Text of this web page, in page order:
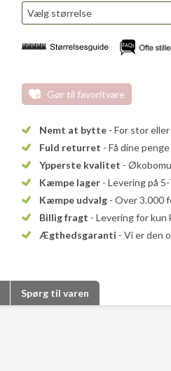
Gør til favoritvare
Nemt at bytte - For stor
Fuld returret - Få dine
Ypperste kvalitet -
Kæmpe lager - Levering på
Kæmpe udvalg - Over 3.000
Billig fragt - Levering for kun
Ægthedsgaranti - Vi er den
Spørg til varen